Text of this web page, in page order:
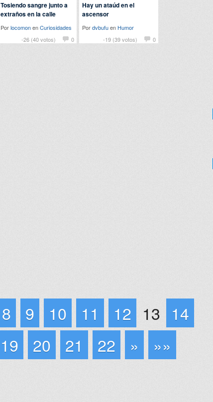
-26 (40 votos) 0
Tosiendo sangre junto a
extraños en la calle
PorlocomonenCuriosidades
-19 (39 votos)
0
Hay un ataúd en el
ascensor
Pordvbufuen Humor
8 9 10 11 12 13 14
19 20 21 22 » »»